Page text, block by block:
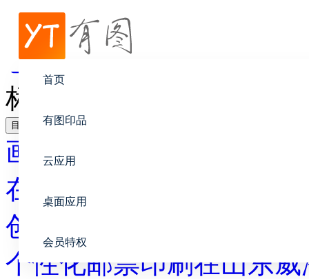
首页
有图印品
云应用
桌面应用
会员特权
帮助中心
创意设计
标签印刷个性化市场推
目录
画册设计
在线印刷
创意设计
个性化邮票印刷在山东